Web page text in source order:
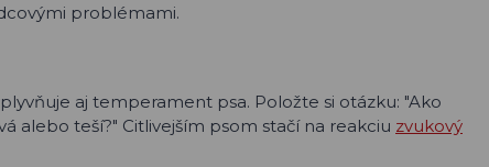
problémami.
aj temperament psa. Položte si otázku: "Ako
alebo teší?" Citlivejším psom stačí na reakciu zvukový